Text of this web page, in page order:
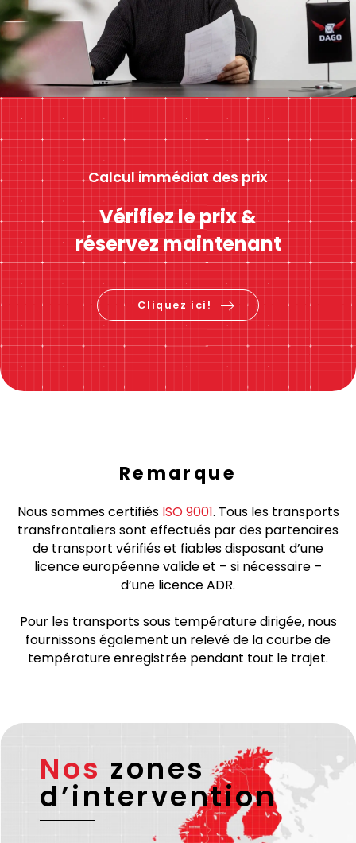
Calcul immédiat des prix
Vérifiez le prix &
réservez maintenant
Cliquez ici!
Remarque
Nous sommes certifiés ISO 9001. Tous les transports
transfrontaliers sont effectués par des partenaires
de transport vérifiés et fiables disposant d’une
licence européenne valide et – si nécessaire –
d’une licence ADR.
Pour les transports sous température dirigée, nous
fournissons également un relevé de la courbe de
température enregistrée pendant tout le trajet.
Nos zones
d’intervention